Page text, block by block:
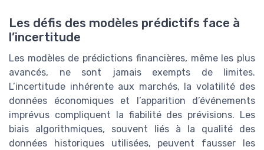
Les défis des modèles prédictifs face à
l’incertitude
Les modèles de prédictions financières, même les plus
avancés, ne sont jamais exempts de limites.
L’incertitude inhérente aux marchés, la volatilité des
données économiques et l’apparition d’événements
imprévus compliquent la fiabilité des prévisions. Les
biais algorithmiques, souvent liés à la qualité des
données historiques utilisées, peuvent fausser les